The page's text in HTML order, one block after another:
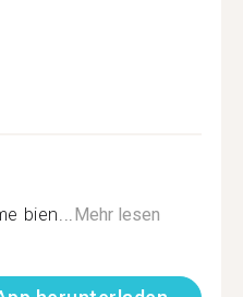
bien... Mehr lesen